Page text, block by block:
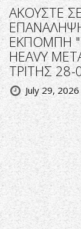
ΑΚΟΥΣΤΕ
ΕΚΠΟΜΠΗ
HEAVY
ΤΡΙΤΗΣ 28-
July 29, 2026